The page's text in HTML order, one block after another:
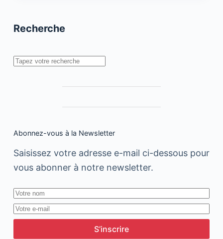
2018
Recherche
Rechercher
Abonnez-vous à la Newsletter
Saisissez votre adresse e-mail ci-dessous pour
vous abonner à notre newsletter.
S’inscrire